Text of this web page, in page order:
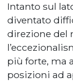
Intanto sul
diventato
direzione del
più forte, ma
posizioni ad